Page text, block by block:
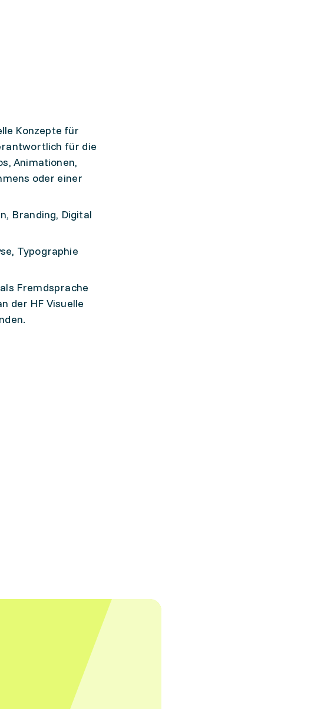
Konzepte für
für die
Animationen,
oder einer
Branding, Digital
Typographie
Fremdsprache
der HF Visuelle